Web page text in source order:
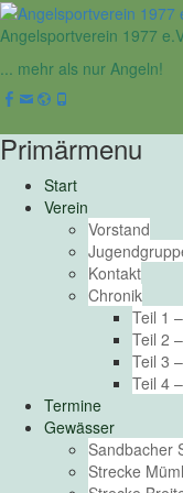
Angelsportverein 1977
... mehr als nur Angeln!
Facebook
EmailWebsite
Primärmenu
Weiter
zum
Start
Verein
Vorstand
Kontakt
Chronik
Teil 1
Teil 2
Teil 3
Teil 4
Termine
Gewässer
Sandbacher
Strecke